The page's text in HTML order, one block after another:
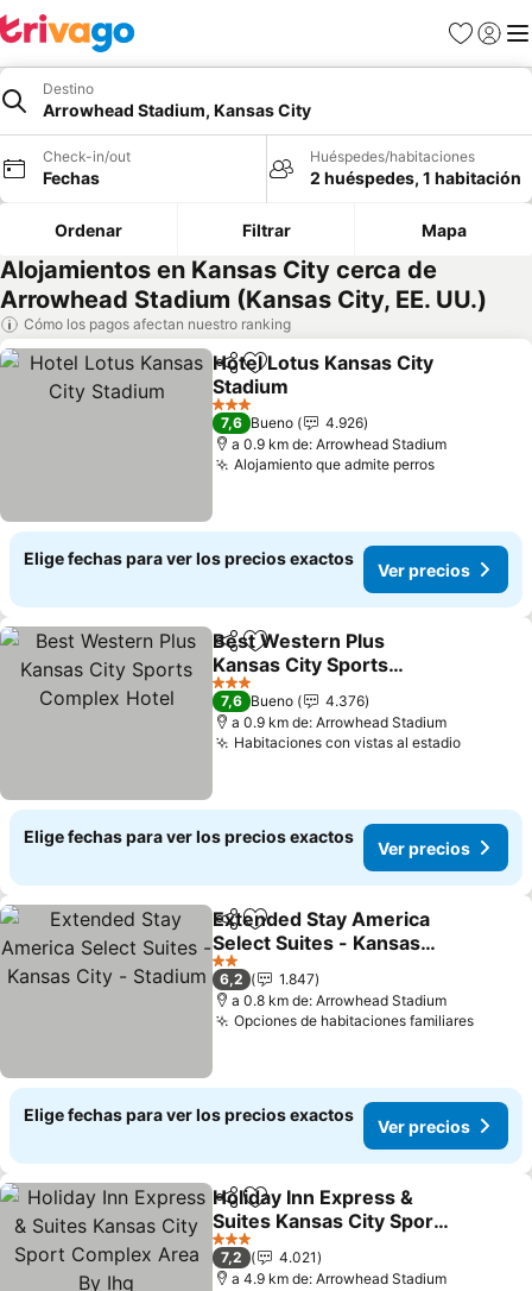
Favoritos
Iniciar
Destino
Arrowhead Stadium, Kansas City
Check-in/out
Fechas
Huéspedes/habitaciones
2 huéspedes, 1 habitación
Ordenar Filtrar Mapa
Alojamientos en Kansas City cerca de
Arrowhead Stadium (Kansas City, EE. UU.)
Cómo los pagos afectan nuestro ranking
CompartirAgregar a favoritos
Hotel Lotus Kansas City
Stadium
Ver precios
3 Estrellas
7,6 Bueno
4.926
a 0.9 km de: Arrowhead Stadium
Alojamiento que admite perrosVer
Elige fechas para ver los precios exactos
Ver precios
CompartirAgregar a favoritos
Best Western Plus
Kansas City Sports
Complex Hotel
Ver precios
3 Estrellas
7,6 Bueno
4.376
a 0.9 km de: Arrowhead Stadium
Habitaciones con vistas al estadioVer
Elige fechas para ver los precios exactos
Ver precios
CompartirAgregar a favoritos
Extended Stay America
Select Suites - Kansas
City - Stadium
Ver precios
2 Estrellas
6,2
1.847
a 0.8 km de: Arrowhead Stadium
Opciones de habitaciones familiaresVer
Elige fechas para ver los precios exactos
Ver precios
CompartirAgregar a favoritos
Holiday Inn Express &
Suites Kansas City Sport
Complex Area By Ihg
Ver precios
3 Estrellas
7,2
4.021
a 4.9 km de: Arrowhead Stadium